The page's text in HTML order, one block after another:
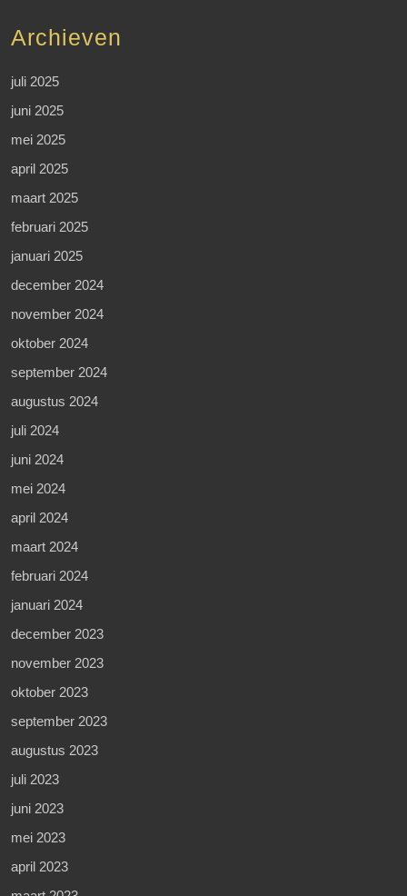
Archieven
juli 2025
juni 2025
mei 2025
april 2025
maart 2025
februari 2025
januari 2025
december 2024
november 2024
oktober 2024
september 2024
augustus 2024
juli 2024
juni 2024
mei 2024
april 2024
maart 2024
februari 2024
januari 2024
december 2023
november 2023
oktober 2023
september 2023
augustus 2023
juli 2023
juni 2023
mei 2023
april 2023